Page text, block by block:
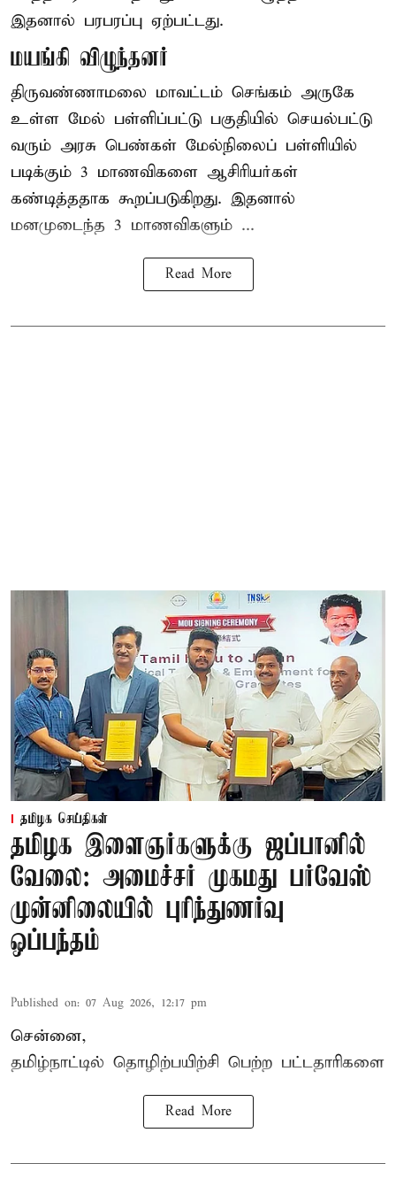
இதனால் பரபரப்பு ஏற்பட்டது.
மயங்கி விழுந்தனர்
திருவண்ணாமலை மாவட்டம் செங்கம் அருகே
உள்ள மேல் பள்ளிப்பட்டு பகுதியில் செயல்பட்டு
வரும் அரசு பெண்கள் மேல்நிலைப் பள்ளியில்
படிக்கும் 3 மாணவிகளை ஆசிரியர்கள்
கண்டித்ததாக கூறப்படுகிறது. இதனால்
மனமுடைந்த 3 மாணவிகளும் ...
Read More
தமிழக செய்திகள்
தமிழக இளைஞர்களுக்கு ஜப்பானில்
வேலை: அமைச்சர் முகமது பர்வேஸ்
முன்னிலையில் புரிந்துணர்வு
ஒப்பந்தம்
Published on: 07 Aug 2026, 12:17 pm
சென்னை,
தமிழ்நாட்டில் தொழிற்பயிற்சி பெற்ற பட்டதாரிகளை
Read More